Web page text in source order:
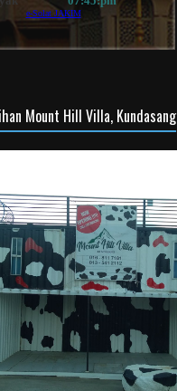
Mount Hill Villa, Kundasang